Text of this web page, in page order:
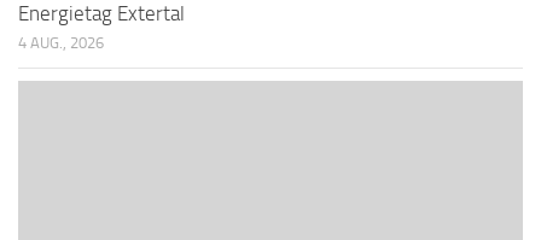
Energietag Extertal
4 AUG., 2026